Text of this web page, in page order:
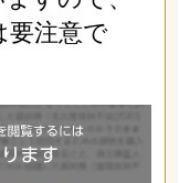
要注意で